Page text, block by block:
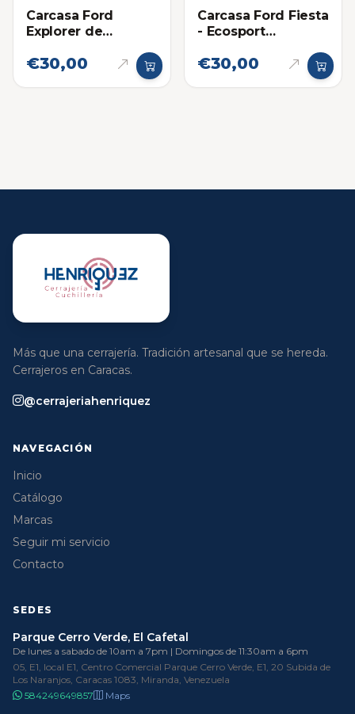
Carcasa Ford
Explorer de
2015
€30,00
Carcasa Ford Fiesta
- Ecosport
Proximidad
€30,00
Más que una cerrajería. Tradición artesanal que se hereda.
Cerrajeros en Caracas.
@cerrajeriahenriquez
NAVEGACIÓN
Inicio
Catálogo
Marcas
Seguir mi servicio
Contacto
SEDES
Parque Cerro Verde, El Cafetal
De lunes a sabado de 10am a 7pm | Domingos de 11:30am a 6pm
05, E1, local E1, Centro Comercial Parque Cerro Verde, E1, 20 Subida de
Los Naranjos, Caracas 1083, Miranda, Venezuela
584249649857
Maps